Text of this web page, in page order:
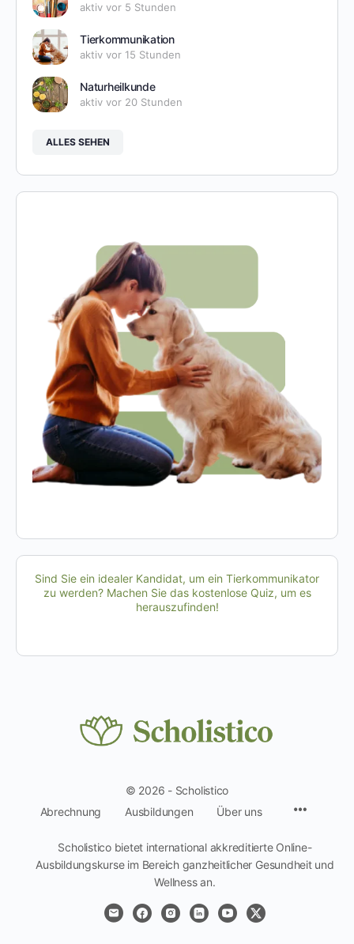
aktiv vor 5 Stunden
Tierkommunikation
aktiv vor 15 Stunden
Naturheilkunde
aktiv vor 20 Stunden
ALLES SEHEN
Sind Sie ein idealer Kandidat, um ein Tierkommunikator
zu werden? Machen Sie das kostenlose Quiz, um es
herauszufinden!
© 2026 - Scholistico
Abrechnung
Ausbildungen Über uns
Scholistico bietet international akkreditierte Online-
Ausbildungskurse im Bereich ganzheitlicher Gesundheit und
Wellness an.